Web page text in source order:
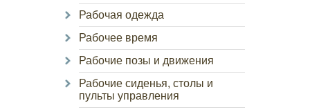
Рабочая одежда
Рабочее время
Рабочие позы и движения
Рабочие сиденья, столы и
пульты управления